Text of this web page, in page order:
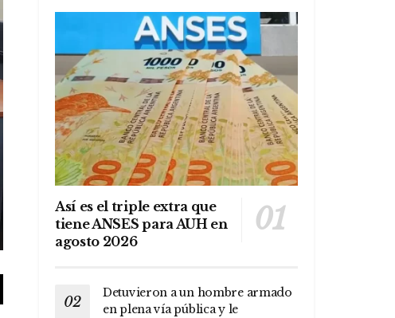
Así es el triple extra que
tiene ANSES para AUH en
agosto 2026
Detuvieron a un hombre armado
en plena vía pública y le